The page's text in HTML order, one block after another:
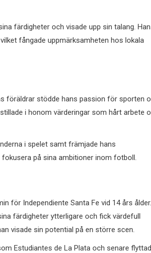
färdigheter och visade upp sin talang.
fångade uppmärksamheten hos lokala
föräldrar stödde hans passion för sporten
i honom värderingar som hårt arbete
i spelet samt främjade hans
på sina ambitioner inom fotboll.
för Independiente Santa Fe vid 14 års ålder.
färdigheter ytterligare och fick värdefull
visade sin potential på en större scen.
Estudiantes de La Plata och senare